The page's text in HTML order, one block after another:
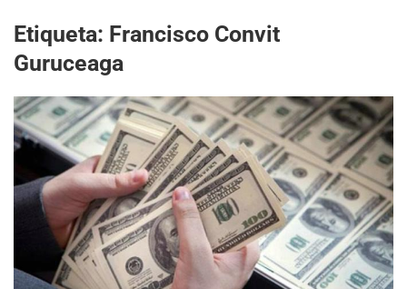
Etiqueta: Francisco Convit
Guruceaga